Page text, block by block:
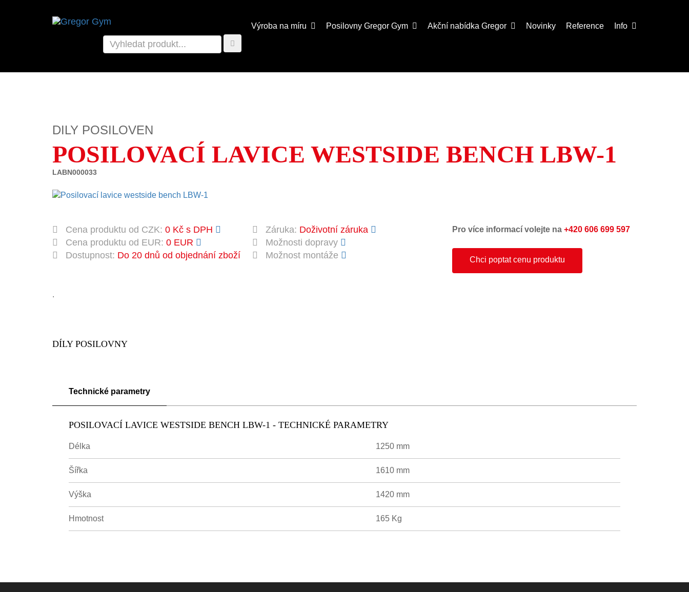
Výroba na míru Posilovny Gregor Gym Akční nabídka Gregor Novinky Reference Info
DILY POSILOVEN
POSILOVACÍ LAVICE WESTSIDE BENCH LBW-1
LABN000033
Cena produktu od CZK: 0 Kč s DPH
Cena produktu od EUR: 0 EUR
Dostupnost: Do 20 dnů od objednání zboží
Záruka: Doživotní záruka
Možnosti dopravy
Možnost montáže
Pro více informací volejte na +420 606 699 597
Chci poptat cenu produktu
.
DÍLY POSILOVNY
Technické parametry
POSILOVACÍ LAVICE WESTSIDE BENCH LBW-1 - TECHNICKÉ PARAMETRY
Délka 1250 mm
Šířka 1610 mm
Výška 1420 mm
Hmotnost 165 Kg